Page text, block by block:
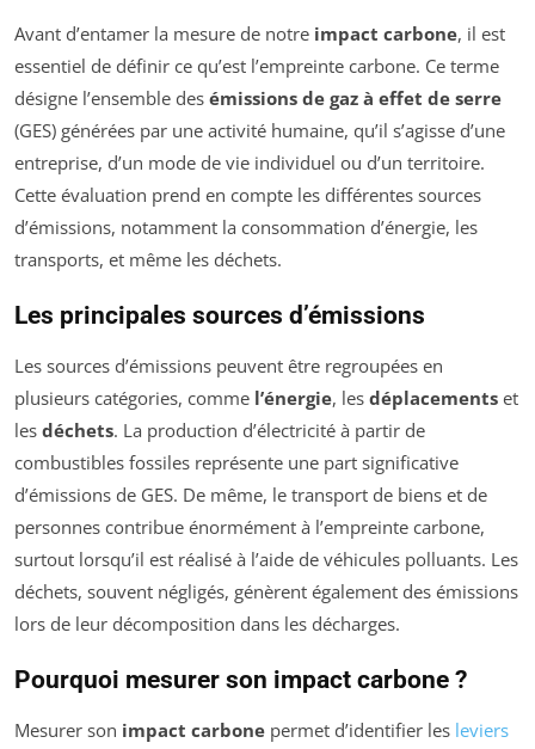
Avant d’entamer la mesure de notre impact carbone, il est
essentiel de définir ce qu’est l’empreinte carbone. Ce terme
désigne l’ensemble des émissions de gaz à effet de serre
(GES) générées par une activité humaine, qu’il s’agisse d’une
entreprise, d’un mode de vie individuel ou d’un territoire.
Cette évaluation prend en compte les différentes sources
d’émissions, notamment la consommation d’énergie, les
transports, et même les déchets.
Les principales sources d’émissions
Les sources d’émissions peuvent être regroupées en
plusieurs catégories, comme l’énergie, les déplacements et
les déchets. La production d’électricité à partir de
combustibles fossiles représente une part significative
d’émissions de GES. De même, le transport de biens et de
personnes contribue énormément à l’empreinte carbone,
surtout lorsqu’il est réalisé à l’aide de véhicules polluants. Les
déchets, souvent négligés, génèrent également des émissions
lors de leur décomposition dans les décharges.
Pourquoi mesurer son impact carbone ?
Mesurer son impact carbone permet d’identifier les leviers